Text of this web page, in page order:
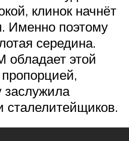
клинок начнёт
Именно поэтому
середина.
этой
заслужила
сталелитейщиков.